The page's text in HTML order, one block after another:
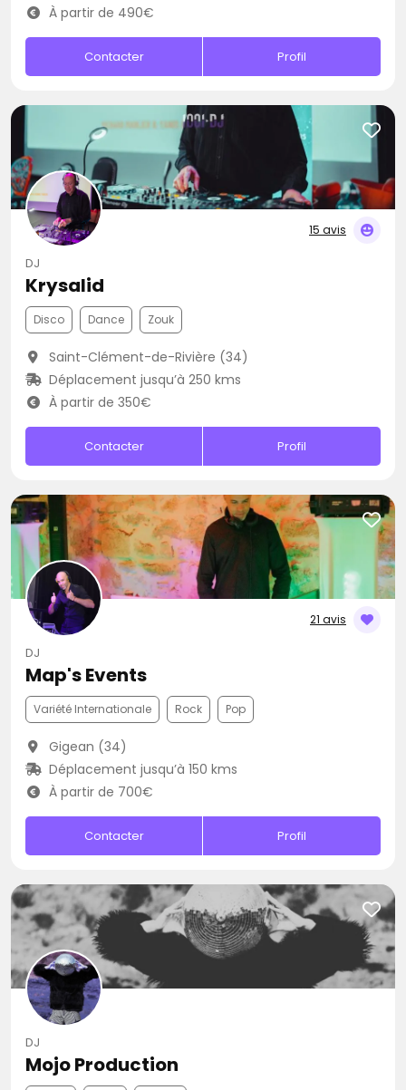
À partir de 490€
Contacter Profil
15 avis
DJ
Krysalid
Disco Dance Zouk
Saint-Clément-de-Rivière (34)
Déplacement jusqu’à 250 kms
À partir de 350€
Contacter Profil
21 avis
DJ
Map's Events
Variété Internationale Rock Pop
Gigean (34)
Déplacement jusqu’à 150 kms
À partir de 700€
Contacter Profil
DJ
Mojo Production